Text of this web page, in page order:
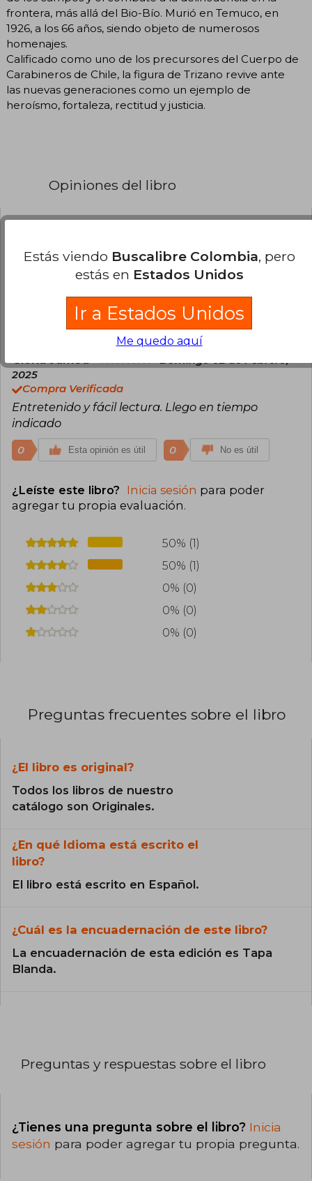
frontera, más allá del Bio-Bío. Murió en Temuco, en
1926, a los 66 años, siendo objeto de numerosos
homenajes.
Calificado como uno de los precursores del Cuerpo de
Carabineros de Chile, la figura de Trizano revive ante
las nuevas generaciones como un ejemplo de
heroísmo, fortaleza, rectitud y justicia.
Opiniones del libro
Compra Verificada
una historia muy interesante, es un libro que se
Esta opinión es útil 0 No es útil
Gloria Jamed
Domingo 02 de Febrero,
2025
Compra Verificada
Entretenido y fácil lectura. Llego en tiempo
indicado
0 Esta opinión es útil 0 No es útil
¿Leíste este libro? Inicia sesión para poder
agregar tu propia evaluación.
50% (1)
50% (1)
0% (0)
0% (0)
0% (0)
Preguntas frecuentes sobre el libro
¿El libro es original?
Todos los libros de nuestro
catálogo son Originales.
¿En qué Idioma está escrito el
libro?
El libro está escrito en Español.
¿Cuál es la encuadernación de este libro?
La encuadernación de esta edición es Tapa
Blanda.
Preguntas y respuestas sobre el libro
¿Tienes una pregunta sobre el libro? Inicia
sesión para poder agregar tu propia pregunta.
Estás viendo Buscalibre Colombia, pero
estás en Estados Unidos
Ir a Estados Unidos
Me quedo aquí